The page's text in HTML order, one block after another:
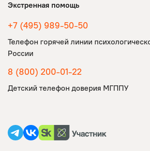
Экстренная помощь
+7 (495) 989-50-50
Телефон горячей линии
России
8 (800) 200-01-22
Детский телефон доверия МГППУ